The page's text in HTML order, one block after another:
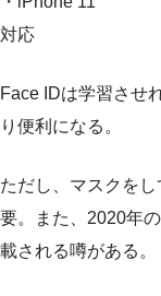
対応
Face IDは学習させ
り便利になる。
ただし、マスクを
要。また、2020年
載される噂がある。